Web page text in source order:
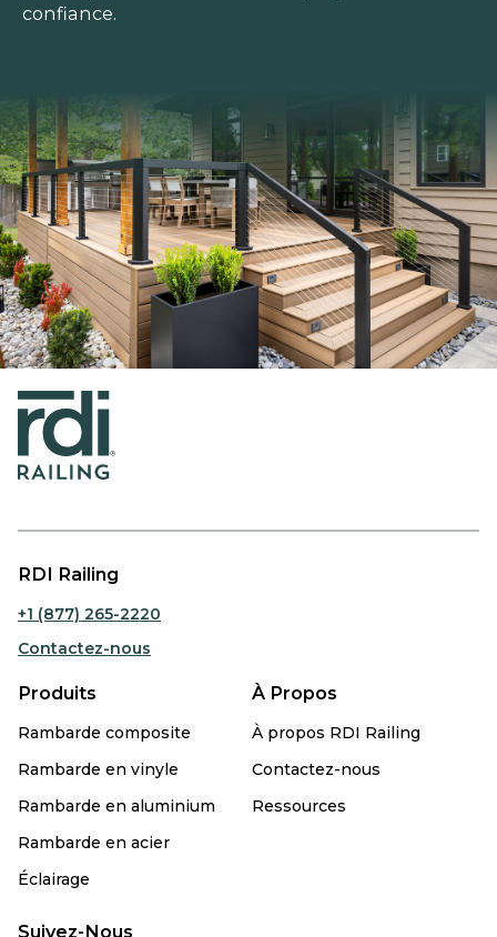
confiance.
RDI Railing
+1 (877) 265-2220
Contactez-nous
Produits
Rambarde composite
Rambarde en vinyle
Rambarde en aluminium
Rambarde en acier
Éclairage
À Propos
À propos RDI Railing
Contactez-nous
Ressources
Suivez-Nous